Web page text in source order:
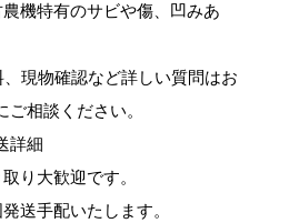
機特有のサビや傷、凹みあ
現物確認など詳しい質問はお
ご相談ください。
詳細
り大歓迎です。
送手配いたします。